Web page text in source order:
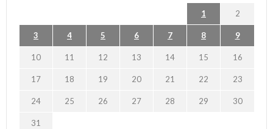
1 2
3 4 5 6 7 8 9
10 11 12 13 14 15 16
17 18 19 20 21 22 23
24 25 26 27 28 29 30
31